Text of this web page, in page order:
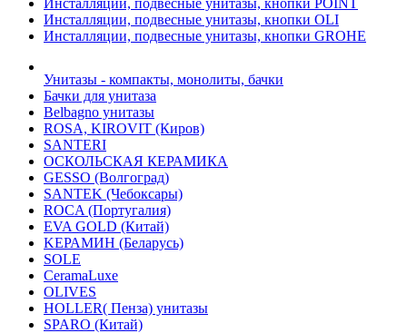
Инсталляции, подвесные унитазы, кнопки POINT
Инсталляции, подвесные унитазы, кнопки OLI
Инсталляции, подвесные унитазы, кнопки GROHE
Унитазы - компакты, монолиты, бачки
Бачки для унитаза
Belbagno унитазы
ROSA, KIROVIT (Киров)
SANTERI
ОСКОЛЬСКАЯ КЕРАМИКА
GESSO (Волгоград)
SANTEK (Чебоксары)
ROCA (Португалия)
EVA GOLD (Китай)
KЕРАМИН (Беларусь)
SOLE
CeramaLuxe
OLIVES
HOLLER( Пенза) унитазы
SPARO (Китай)